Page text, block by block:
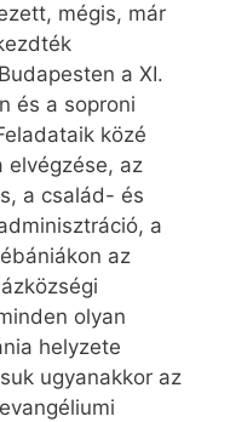
mégis, már
a XI.
és a soproni
közé
elvégzése, az
a család- és
a
az
olyan
helyzete
ugyanakkor az